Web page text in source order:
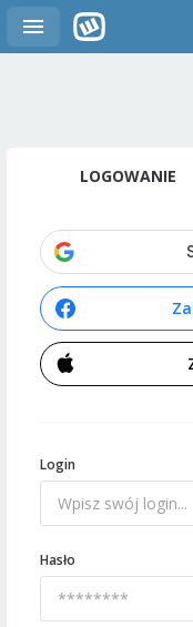
LOGOWANIE
Login
Hasło